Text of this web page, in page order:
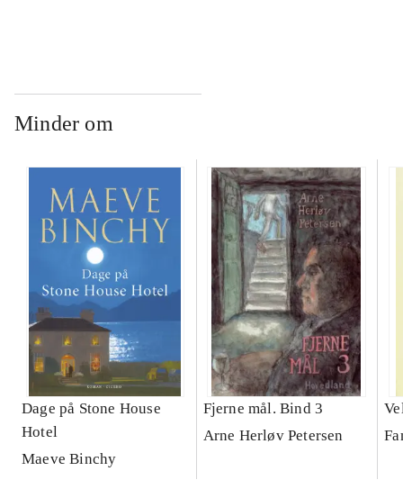
Minder om
Dage på Stone House
Hotel
Maeve Binchy
Fjerne mål. Bind 3
Arne Herløv Petersen